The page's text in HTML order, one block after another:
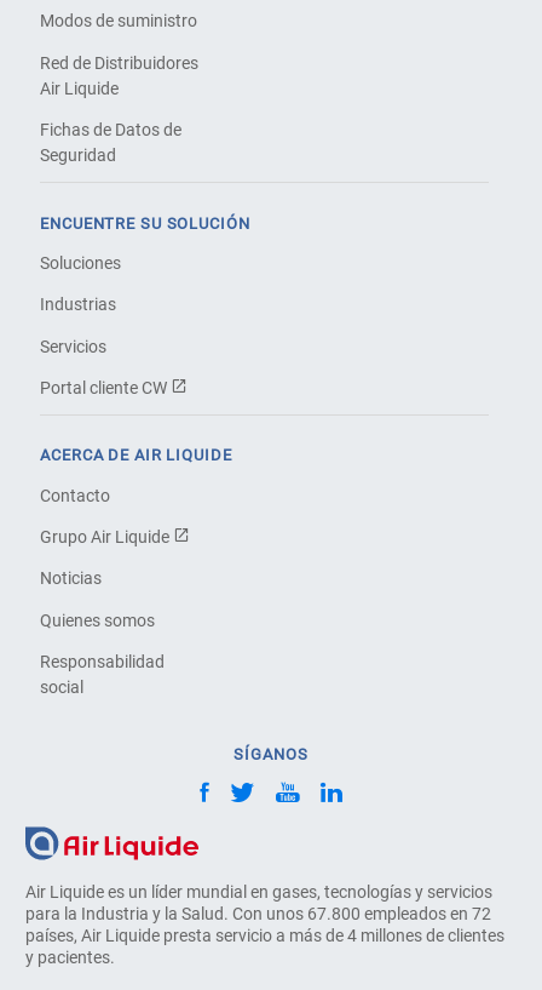
Air Liquide es un líder mundial en gases, tecnologías y servicios
para la Industria y la Salud. Con unos 67.800 empleados en 72
países, Air Liquide presta servicio a más de 4 millones de clientes
y pacientes.
Modos de suministro
Red de Distribuidores
Air Liquide
Fichas de Datos de
Seguridad
ENCUENTRE SU SOLUCIÓN
Soluciones
Industrias
Servicios
Portal cliente CW
ACERCA DE AIR LIQUIDE
Contacto
Grupo Air Liquide
Noticias
Quienes somos
Responsabilidad
social
SÍGANOS